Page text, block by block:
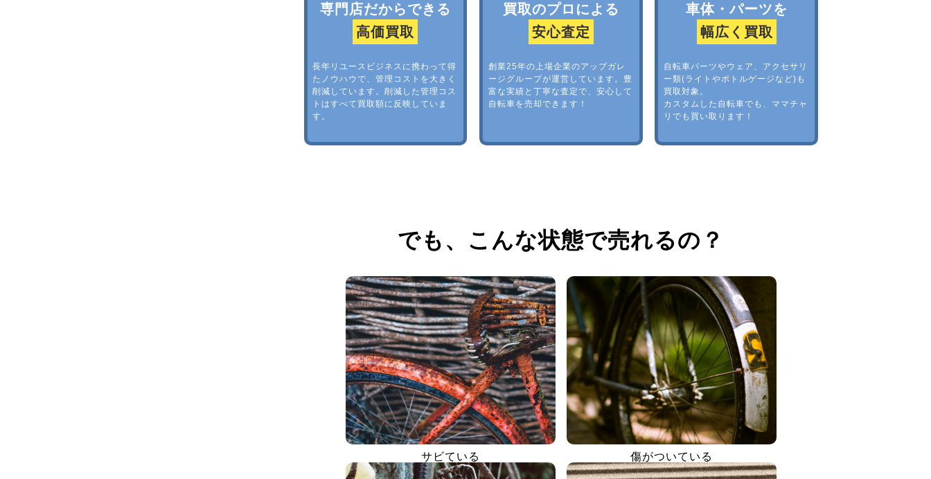
専門店だからできる
高価買取
長年リユースビジネスに携わって得
たノウハウで、管理コストを大きく
削減しています。削減した管理コス
トはすべて買取額に反映していま
す。
買取のプロによる
安心査定
創業25年の上場企業のアップガレ
ージグループが運営しています。豊
富な実績と丁寧な査定で、安心して
自転車を売却できます！
車体・パーツを
幅広く買取
自転車パーツやウェア、アクセサリ
ー類(ライトやボトルゲージなど)も
買取対象。
カスタムした自転車でも、ママチャ
リでも買い取ります！
でも、 こんな状態で売れるの？
サビている 傷がついている